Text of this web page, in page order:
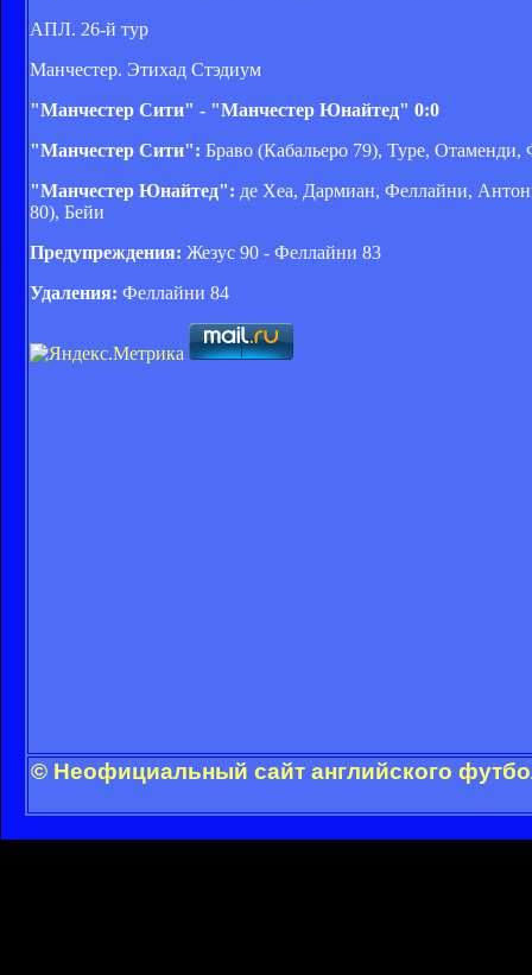
АПЛ. 26-й тур
Манчестер. Этихад Стэдиум
"Манчестер Сити" - "Манчестер Юнайтед" 0:0
"Манчестер Сити": Браво (Кабальеро 79), Туре,
"Манчестер Юнайтед": де Хеа, Дармиан, Феллайни,
80), Бейи
Предупреждения: Жезус 90 - Феллайни 83
Удаления: Феллайни 84
© Неофициальный сайт английского